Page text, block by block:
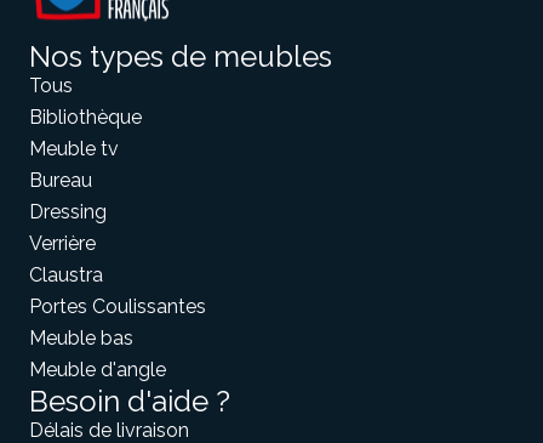
Nos types de meubles
Tous
Bibliothèque
Meuble tv
Bureau
Dressing
Verrière
Claustra
Portes Coulissantes
Meuble bas
Meuble d'angle
Besoin d'aide ?
Délais de livraison